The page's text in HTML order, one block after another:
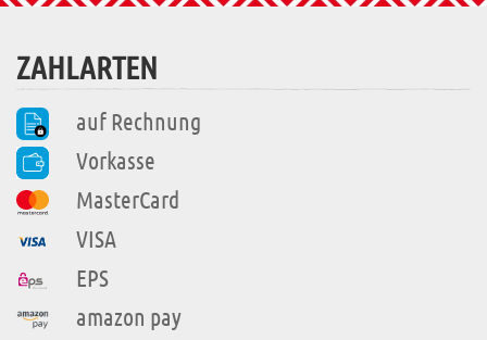
ZAHLARTEN
auf Rechnung
Vorkasse
MasterCard
VISA
EPS
amazon pay